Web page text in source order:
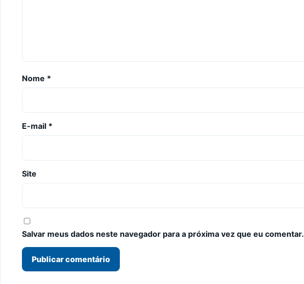
Nome *
E-mail *
Site
Salvar meus dados neste navegador para a próxima vez que eu comentar.